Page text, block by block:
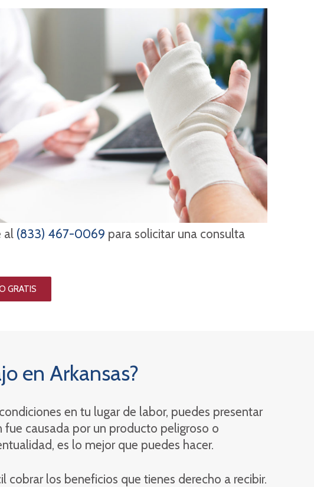
al (833) 467-0069 para solicitar una consulta
GRATIS
en Arkansas?
en tu lugar de labor, puedes presentar
fue causada por un producto peligroso o
es lo mejor que puedes hacer.
cobrar los beneficios que tienes derecho a recibir.